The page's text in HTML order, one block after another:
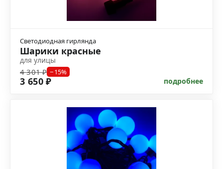
Светодиодная гирлянда
Шарики красные
для улицы
4 301 ₽ −15%
3 650 ₽ подробнее